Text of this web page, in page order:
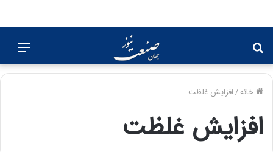
برای
خانه/افزایش غلظت
افزایش غلظت